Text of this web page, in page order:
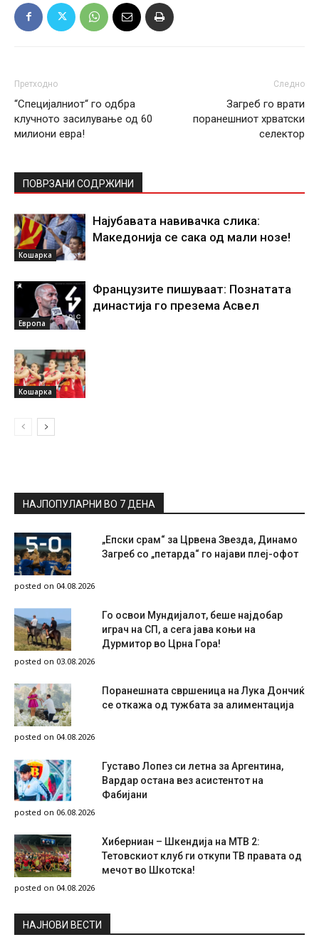
Претходно
“Специјалниот“ го одбра
клучното засилување од 60
милиони евра!
Следно
Загреб го врати
поранешниот хрватски
селектор
ПОВРЗАНИ СОДРЖИНИ
Кошарка
Најубавата навивачка слика:
Македонија се сака од мали нозе!
Европа
Французите пишуваат: Познатата
династија го презема Асвел
Кошарка
НАЈПОПУЛАРНИ ВО 7 ДЕНА
„Епски срам“ за Црвена Звезда, Динамо
Загреб со „петарда“ го најави плеј-офот
posted on 04.08.2026
Го освои Мундијалот, беше најдобар
играч на СП, а сега јава коњи на
Дурмитор во Црна Гора!
posted on 03.08.2026
Поранешната свршеница на Лука Дончиќ
се откажа од тужбата за алиментација
posted on 04.08.2026
Густаво Лопез си летна за Аргентина,
Вардар остана вез асистентот на
Фабијани
posted on 06.08.2026
Хиберниан – Шкендија на МТВ 2:
Тетовскиот клуб ги откупи ТВ правата од
мечот во Шкотска!
posted on 04.08.2026
НAЈНОВИ ВЕСТИ